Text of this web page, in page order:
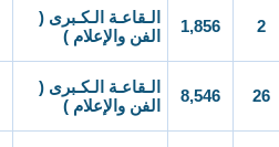
2
1,856
الـقاعـة الـكـبرى (
الفن والإعلام )
26
8,546
الـقاعـة الـكـبرى (
الفن والإعلام )